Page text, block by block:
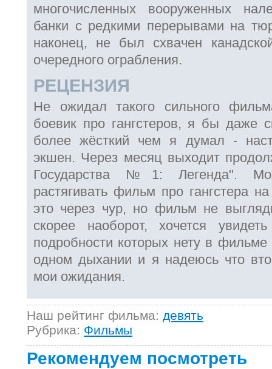
многочисленных вооруженных
банки с редкими перерывами на
наконец, не был схвачен
очередного ограбления.
РЕЦЕНЗИЯ
Не ожидал такого сильного
боевик про гангстеров, я бы даже
более жёсткий чем я думал -
экшен. Через месяц выходит
Государства №1: Легенда".
растягивать фильм про гангстера
это через чур, но фильм не
скорее наоборот, хочется
подробности которых нету в
одном дыхании и я надеюсь что
мои ожидания.
Наш рейтинг фильма: девять
Рубрика: Фильмы
Рекомендуем посмотреть